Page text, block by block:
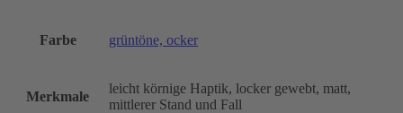
Farbe grüntöne, ocker
Merkmale
leicht körnige Haptik, locker gewebt, matt,
mittlerer Stand und Fall